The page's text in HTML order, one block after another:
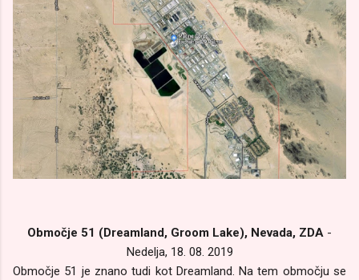
Območje 51 (Dreamland, Groom Lake), Nevada, ZDA -
Nedelja, 18. 08. 2019
Območje 51 je znano tudi kot Dreamland. Na tem območju se